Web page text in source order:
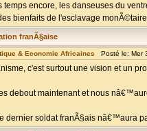
temps encore, les danseuses du
bienfaits de l'esclavage
franÃ§aise
& Economie Africaines Posté le: Mer
c'est surtout une vision et un
debout maintenant et nous
dernier soldat franÃ§ais nâ€™aura